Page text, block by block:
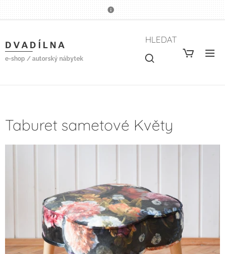
D V A D Í L N A
e-shop / autorský nábytek
HLEDAT
Taburet sametové Květy